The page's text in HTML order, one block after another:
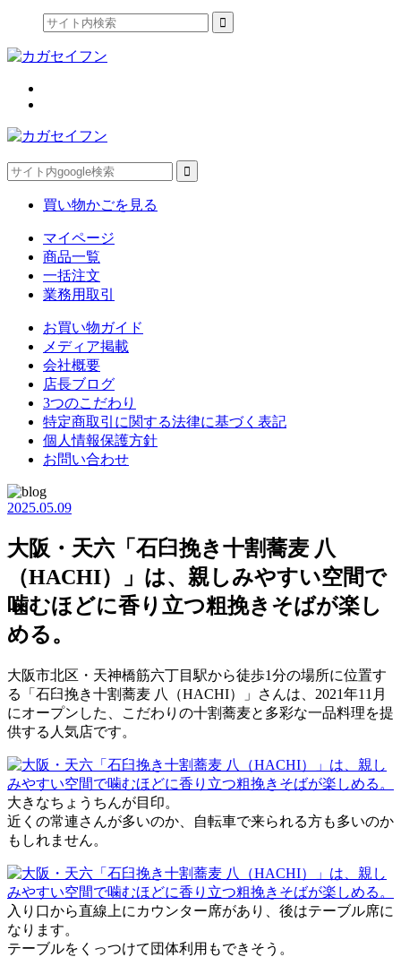
買い物かごを見る
マイページ
商品一覧
一括注文
業務用取引
お買い物ガイド
メディア掲載
会社概要
店長ブログ
3つのこだわり
特定商取引に関する法律に基づく表記
個人情報保護方針
お問い合わせ
2025.05.09
大阪・天六「石臼挽き十割蕎麦 八
（HACHI）」は、親しみやすい空間で
噛むほどに香り立つ粗挽きそばが楽し
める。
大阪市北区・天神橋筋六丁目駅から徒歩1分の場所に位置す
る「石臼挽き十割蕎麦 八（HACHI）」さんは、2021年11月
にオープンした、こだわりの十割蕎麦と多彩な一品料理を提
供する人気店です。
大きなちょうちんが目印。
近くの常連さんが多いのか、自転車で来られる方も多いのか
もしれません。
入り口から直線上にカウンター席があり、後はテーブル席に
なります。
テーブルをくっつけて団体利用もできそう。